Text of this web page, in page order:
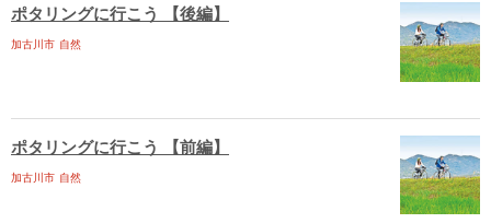
ポタリングに行こう 【後編】
加古川市 自然
ポタリングに行こう 【前編】
加古川市 自然